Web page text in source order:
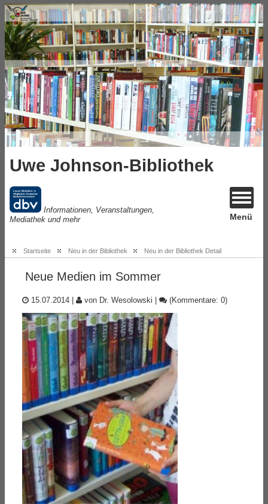
Uwe Johnson-Bibliothek
Informationen, Veranstaltungen,
Mediathek und mehr
Menü
Startseite Neu in der Bibliothek Neu in der Bibliothek Detail
Neue Medien im Sommer
15.07.2014 | von Dr. Wesolowski | (Kommentare: 0)